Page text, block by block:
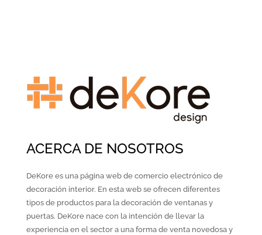
ACERCA DE NOSOTROS
DeKore es una página web de comercio electrónico de
decoración interior. En esta web se ofrecen diferentes
tipos de productos para la decoración de ventanas y
puertas. DeKore nace con la intención de llevar la
experiencia en el sector a una forma de venta novedosa y